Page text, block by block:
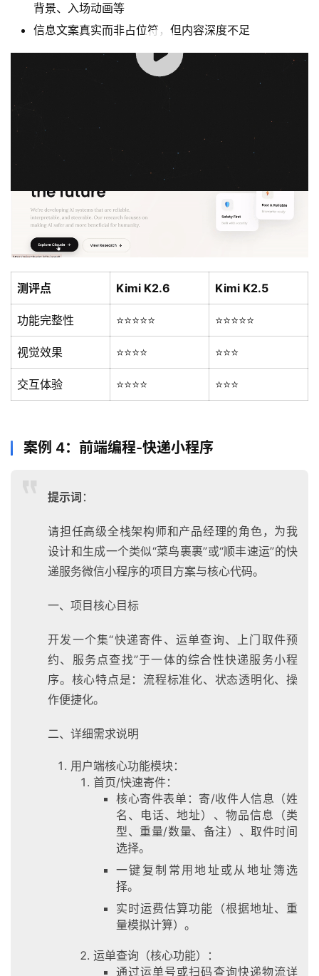
背景、入场动画等
信息文案真实而非占位符，但内容深度不足
00:00 / 00:24
视觉板块丰富、功能齐全，视觉设计比较 AI 同质化
测评点 Kimi K2.6 Kimi K2.5
功能完整性 ⭐⭐⭐⭐⭐ ⭐⭐⭐⭐⭐
视觉效果 ⭐⭐⭐⭐ ⭐⭐⭐
交互体验 ⭐⭐⭐⭐ ⭐⭐⭐
案例 4：前端编程-快递小程序
提示词 ：
请担任高级全栈架构师和产品经理的角色，为我
设计和生成一个类似“菜鸟裹裹”或“顺丰速运”的快
递服务微信小程序的项目方案与核心代码。
一、项目核心目标
开发一个集“快递寄件、运单查询、上门取件预
约、服务点查找”于一体的综合性快递服务小程
序。核心特点是：流程标准化、状态透明化、操
作便捷化。
二、详细需求说明
用户端核心功能模块：
首页/快速寄件：
核心寄件表单：寄/收件人信息（姓
名、电话、地址）、物品信息（类
型、重量/数量、备注）、取件时间
选择。
一键复制常用地址或从地址簿选
择。
实时运费估算功能（根据地址、重
量模拟计算）。
运单查询（核心功能）：
通过运单号或扫码查询快递物流详